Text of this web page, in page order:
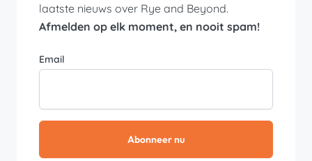
laatste nieuws over Rye and Beyond.
Afmelden op elk moment, en nooit spam!
Email
Abonneer nu